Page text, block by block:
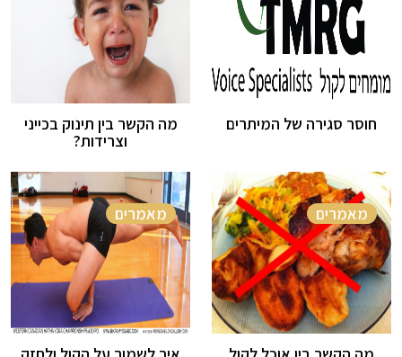
חוסר סגירה של המיתרים
מה הקשר בין תינוק בכייני
וצרידות?
מאמרים מאמרים